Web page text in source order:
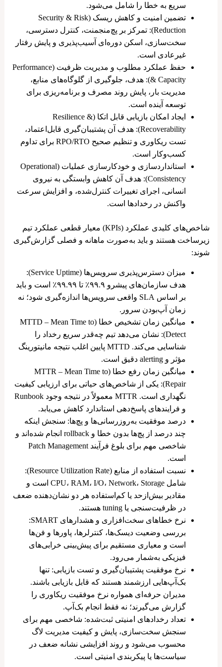
سریع به خطا را شامل می‌شود.
تضمین امنیت و کاهش ریسک (Security & Risk
Reduction): تمرکز بر پچ‌منجمنت، کنترل دسترسی،
سخت‌سازی، اسکن دوره‌ای آسیب‌پذیری و پایش رفتار
غیرعادی است.
حفظ عملکرد مطلوب و مدیریت ظرفیت (Performance
& Capacity): هدف، جلوگیری از گلوگاه‌های منابع،
مدیریت بار، پایش روند مصرف و برنامه‌ریزی برای
توسعه آینده است.
ایجاد امکان بازیابی قابل اتکا (Resilience &
Recoverability): هدف آن پشتیبان‌گیری قابل‌اعتماد،
تست ریکاوری و تنظیم صحیح RPO/RTO برای تداوم
کسب‌وکار است.
استانداردسازی و خودکارسازی عملیات (Operational
Consistency): هدف آن کاهش وابستگی به نیروی
انسانی، اجرای تغییرات کنترل‌شده، و افزایش سرعت
واکنش در رخدادها است.
شاخص‌های کلیدی عملکرد (KPIs) معیار قطعی عملکرد تیم
زیرساخت هستند و باید به‌صورت ماهانه و فصلی گزارش‌گیری
شوند:
میزان دسترس‌پذیری سرویس‌ها (Service Uptime):
هدف سازمان‌های پیشرو ۹۹.۹٪ تا ۹۹.۹۹٪ است و باید
بر اساس SLA واقعی سرویس‌ها اندازه‌گیری شود؛ نه
زمان آپ‌بودن سرور.
میانگین زمان تشخیص خطا (MTTD – Mean Time to
Detect): نشان می‌دهد تیم چه‌قدر سریع رخداد را
شناسایی می‌کند. MTTD پایین اغلب نتیجه مانیتورینگ
مؤثر و alerting دقیق است.
میانگین زمان رفع خطا (MTTR – Mean Time to
Repair): یکی از شاخص‌های حیاتی برای ارزیابی کیفیت
نگهداری است. MTTR معمولاً در نتیجه وجود Runbook
و فرایندهای پاسخ‌دهی استاندارد کاهش می‌یابد.
درصد موفقیت به‌روزرسانی‌ها و پچ‌ها: سنجش اینکه
چند درصد از پچ‌ها بدون خطا و rollback انجام شده‌اند و
شاخصی مهم برای بلوغ فرآیند Patch Management
است.
نسبت استفاده از منابع (Resource Utilization Rate):
شامل CPU، RAM، I/O، Network، Storage است و
مقادیر بیش‌ازحد یا کم‌استفاده هر دو نشان‌دهنده ضعف
در ظرفیت‌سنجی یا tuning هستند.
نرخ خطاهای سخت‌افزاری و هشدارهای SMART:
بررسی وضعیت دیسک‌ها، کنترلرها، پاورها و فن‌ها
است و معیاری مستقیم برای پیش‌بینی خرابی‌های
فیزیکی به‌شمار می‌رود.
نرخ موفقیت پشتیبان‌گیری و تست بازیابی: تنها
بک‌آپ‌هایی ارزشمند هستند که قابل بازیابی باشند.
مدیران حرفه‌ای همواره نرخ موفقیت ریکاوری را
گزارش می‌گیرند؛ نه فقط انجام بک‌آپ.
تعداد رخدادهای امنیتی ثبت‌شده: شاخصی مهم برای
سنجش سخت‌سازی، پایش و کیفیت مدیریت لاگ
محسوب می‌شود و روند افزایشی نشانه ضعف در
سیاست‌ها یا پیکربندی امنیتی است.